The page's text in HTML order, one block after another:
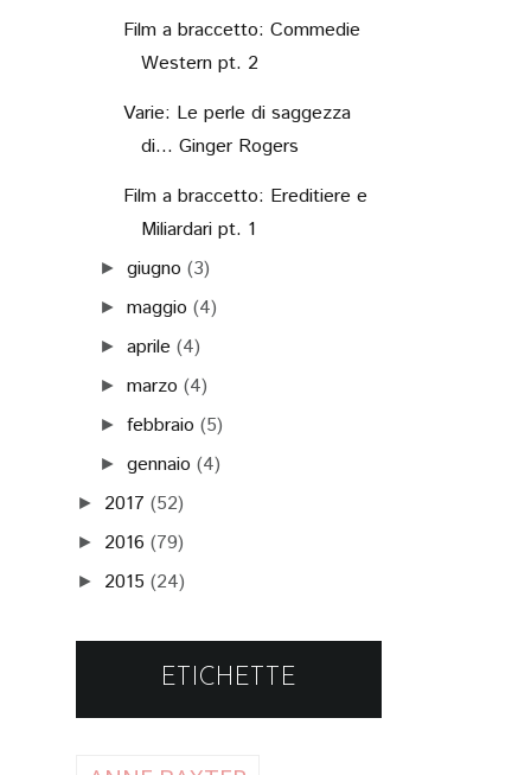
Film a braccetto: Commedie
Western pt. 2
Varie: Le perle di saggezza
di... Ginger Rogers
Film a braccetto: Ereditiere e
Miliardari pt. 1
►giugno (3)
►maggio (4)
►aprile (4)
►marzo (4)
►febbraio (5)
►gennaio (4)
► 2017 (52)
► 2016 (79)
► 2015 (24)
ETICHETTE